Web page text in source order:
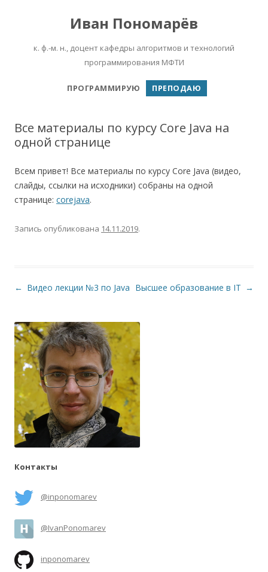
Иван Пономарёв
к. ф.-м. н., доцент кафедры алгоритмов и технологий
программирования МФТИ
Перейти к содержимому
ПРОГРАММИРУЮ ПРЕПОДАЮ
Все материалы по курсу Core Java на
одной странице
Всем привет! Все материалы по курсу Core Java (видео,
слайды, ссылки на исходники) собраны на одной
странице: corejava.
Запись опубликована 14.11.2019.
Навигация по записям
← Видео лекции №3 по Java Высшее образование в IT →
Контакты
@inponomarev
@IvanPonomarev
inponomarev